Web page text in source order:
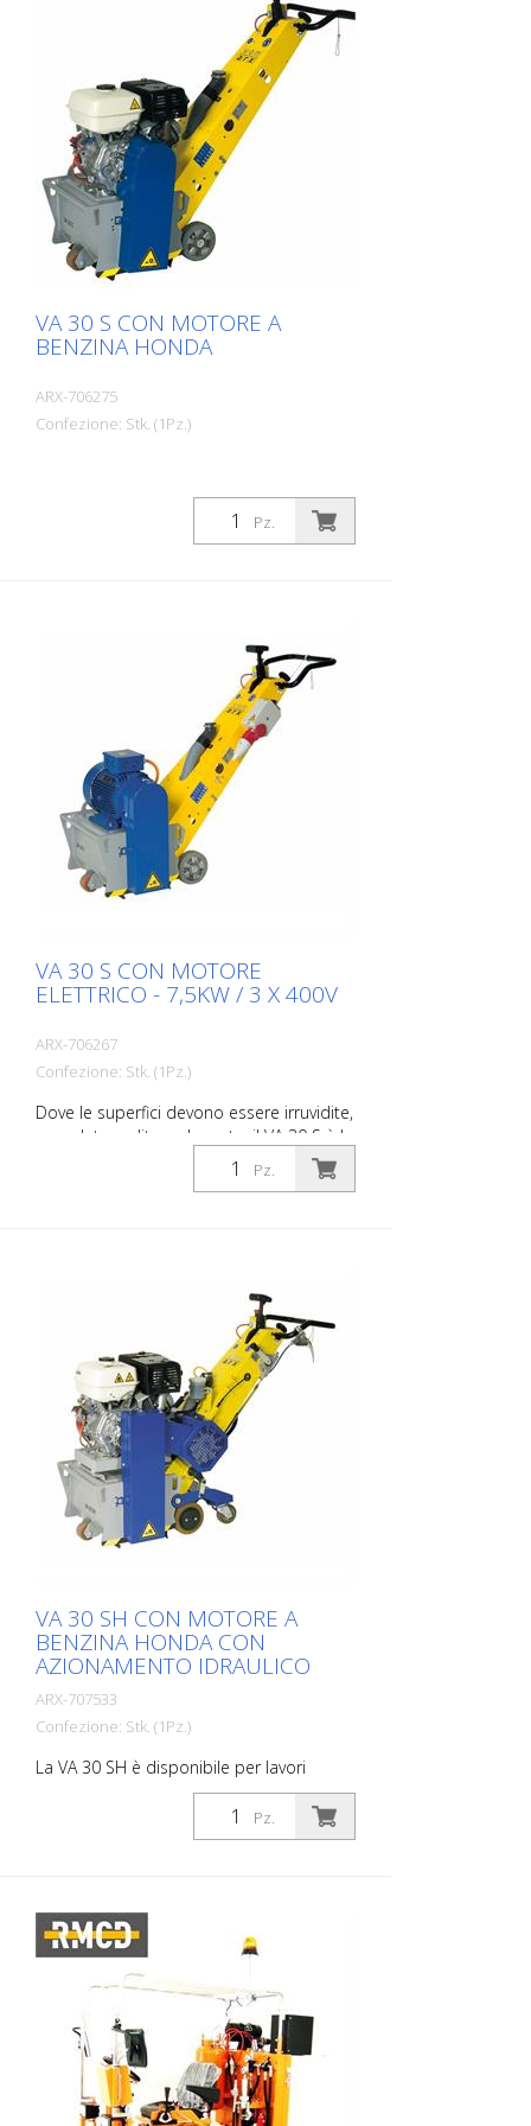
VA 30 S CON MOTORE A
BENZINA HONDA
ARX-706275
Confezione: Stk. (1Pz.)
Pz.
VA 30 S CON MOTORE
ELETTRICO - 7,5KW / 3 X 400V
ARX-706267
Confezione: Stk. (1Pz.)
Dove le superfici devono essere irruvidite,
scanalate, pulite o decoate, il VA 30 S è la
macchina giusta. Il dispositivo di
regolazione della profondità a
comfort operativo consentono un lavoro
piacevole ed efficiente. Queste
caratteristiche rendono la VA 30 S una
macchina per la preparazione delle
superfici per le applicazioni più difficili.
Per ogni applicazione esiste un set di
lame adatto. Peso: ca. 140 - 180 kg (300 -
400 libbre) Tensione: 3 x 400V / 50Hz Il
potere: 7,5 kW Larghezza di lavoro: 300
mm (12''') Distanza dal muro: 90 mm
(3,5''') Dimensioni: 1.355 x 555 x 1.090 mm
Pz.
VA 30 SH CON MOTORE A
BENZINA HONDA CON
AZIONAMENTO IDRAULICO
ARX-707533
Confezione: Stk. (1Pz.)
La VA 30 SH è disponibile per lavori
pesanti di pulizia e sgrossatura. Una
macchina maneggevole e facile da usare
grazie all'alimentazione idraulica. Viene
rimozione di fanghi di cemento, di croste
di sporco o di rivestimenti in plastica
fanno parte dell'attività quotidiana. Si
rivela inoltre utile nei lavori di
demarcazione e nella rimozione di
superfici in gomma negli aeroporti. Per
ogni applicazione sono disponibili le lame
giuste. Il VA 30 SH è dotato di un
dispositivo di regolazione continua della
Pz.